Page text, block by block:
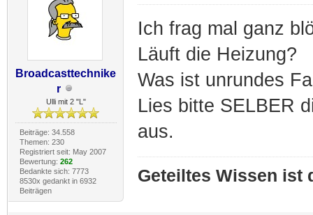
Broadcasttechnike
r
Ulli mit 2 "L"
Beiträge: 34.558
Themen: 230
Registriert seit: May 2007
Bewertung: 262
Bedankte sich: 7773
8530x gedankt in 6932
Beiträgen
Ich frag mal ganz
Läuft die Heizung?
Was ist unrundes
Lies bitte SELBER
aus.
Geteiltes Wissen ist